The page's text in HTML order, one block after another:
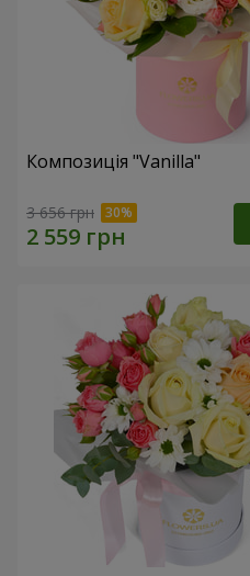
Композиція "Vanilla"
3 656 грн